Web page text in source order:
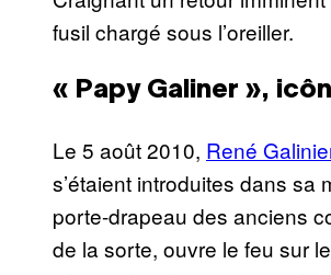
fusil chargé sous l’oreiller.
« Papy Galiner »,
Le 5 août 2010, René
s’étaient introduites dans sa
porte-drapeau des anciens
de la sorte, ouvre le feu sur